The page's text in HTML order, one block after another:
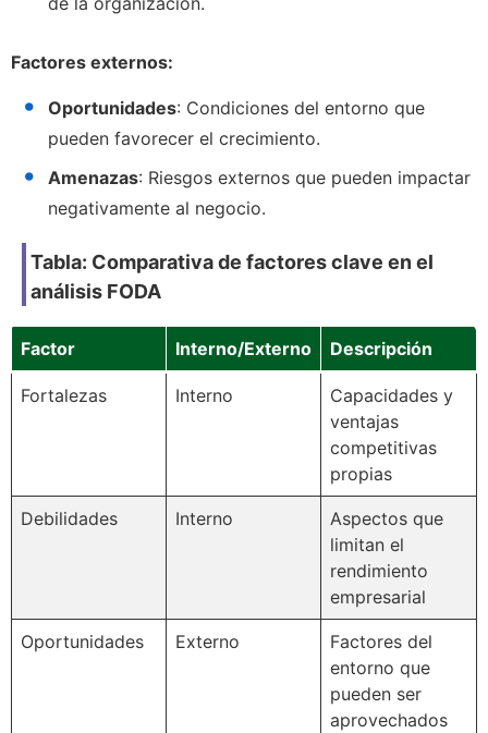
Factores externos:
Oportunidades: Condiciones del entorno que
pueden favorecer el crecimiento.
Amenazas: Riesgos externos que pueden impactar
negativamente al negocio.
Tabla: Comparativa de factores clave en el
análisis FODA
Factor Interno/Externo Descripción
Fortalezas Interno
Capacidades y
ventajas
competitivas
propias
Debilidades Interno
Aspectos que
limitan el
rendimiento
empresarial
Oportunidades Externo
Factores del
entorno que
pueden ser
aprovechados